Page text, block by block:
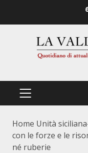
PRIMÄRES
Home Unità
con le forze e le
né ruberie